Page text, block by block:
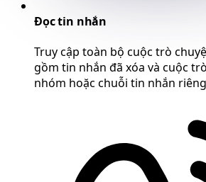
Đọc tin nhắn
Truy cập toàn bộ cuộc trò
gồm tin nhắn đã xóa và cuộc
nhóm hoặc chuỗi tin nhắn